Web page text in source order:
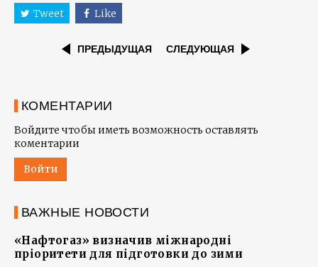
Tweet Like
ПРЕДЫДУЩАЯ СЛЕДУЮЩАЯ
КОМЕНТАРИИ
Войдите чтобы иметь возможность оставлять
коментарии
Войти
ВАЖНЫЕ НОВОСТИ
«Нафтогаз» визначив міжнародні
пріоритети для підготовки до зими